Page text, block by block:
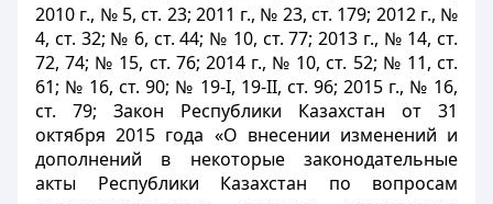
2010 г., № 5, ст. 23; 2011 г., № 23, ст. 179; 2012 г., №
4, ст. 32; № 6, ст. 44; № 10, ст. 77; 2013 г., № 14, ст.
72, 74; № 15, ст. 76; 2014 г., № 10, ст. 52; № 11, ст.
61; № 16, ст. 90; № 19-I, 19-II, ст. 96; 2015 г., № 16,
ст. 79; Закон Республики Казахстан от 31
октября 2015 года «О внесении изменений и
дополнений в некоторые законодательные
акты Республики Казахстан по вопросам